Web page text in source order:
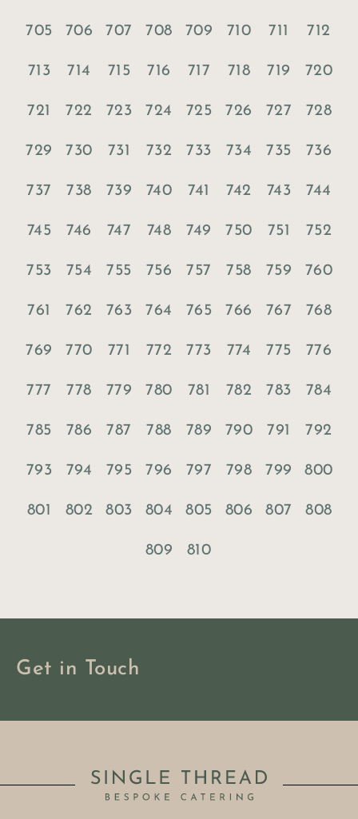
705 706 707 708 709 710 711 712
713 714 715 716 717 718 719 720
721 722 723 724 725 726 727 728
729 730 731 732 733 734 735 736
737 738 739 740 741 742 743 744
745 746 747 748 749 750 751 752
753 754 755 756 757 758 759 760
761 762 763 764 765 766 767 768
769 770 771 772 773 774 775 776
777 778 779 780 781 782 783 784
785 786 787 788 789 790 791 792
793 794 795 796 797 798 799 800
801 802 803 804 805 806 807 808
809 810
Get in Touch